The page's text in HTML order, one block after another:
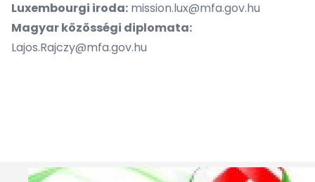
Luxembourgi iroda: mission.lux@mfa.gov.hu
Magyar közösségi diplomata:
Lajos.Rajczy@mfa.gov.hu